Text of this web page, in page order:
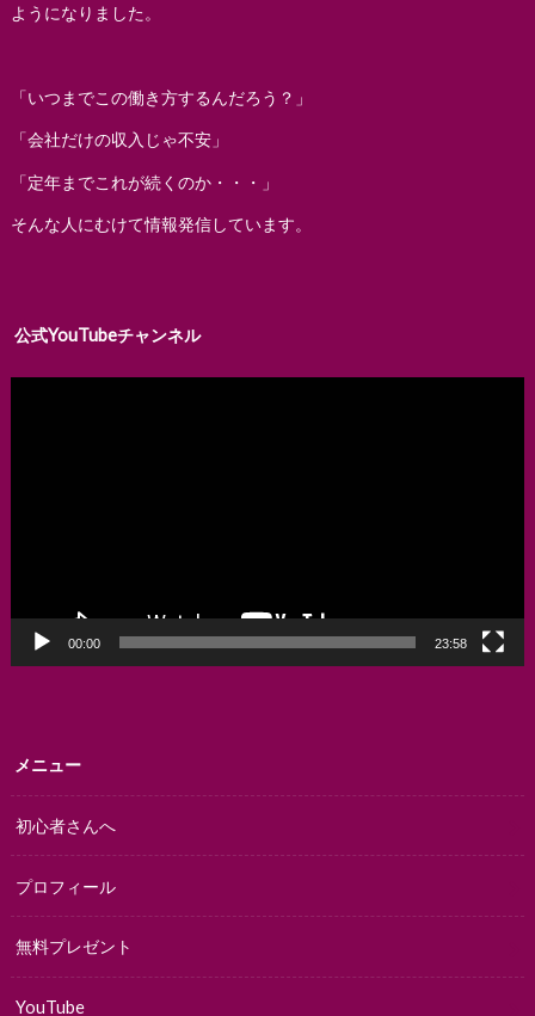
ようになりました。
「いつまでこの働き方するんだろう？」
「会社だけの収入じゃ不安」
「定年までこれが続くのか・・・」
そんな人にむけて情報発信しています。
公式YouTubeチャンネル
00:00 23:58
メニュー
初心者さんへ
プロフィール
無料プレゼント
YouTube